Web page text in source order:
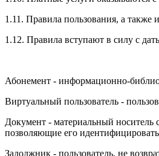
1.11. Правила пользования, а
1.12. Правила вступают в силу с
Абонемент - информационно-
Виртуальный пользователь -
Документ - материальный носитель
позволяющие его
Задолжник - пользователь, не